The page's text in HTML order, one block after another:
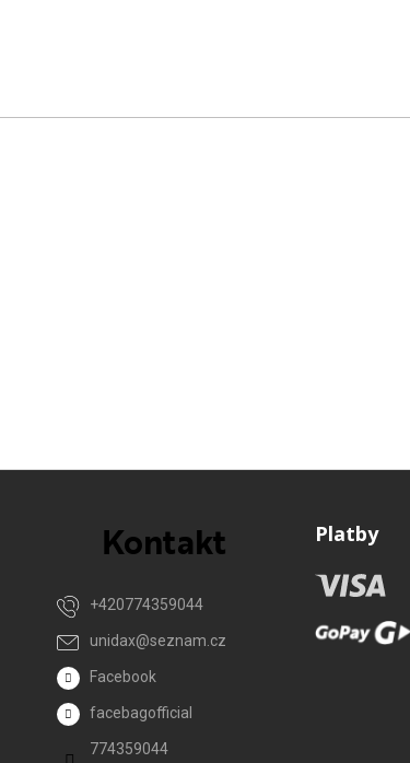
Kontakt
unidax@seznam.cz
+420774359044
Facebook
facebagofficial
774359044
Platby